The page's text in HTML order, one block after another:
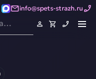
info@spets-strazh.ru